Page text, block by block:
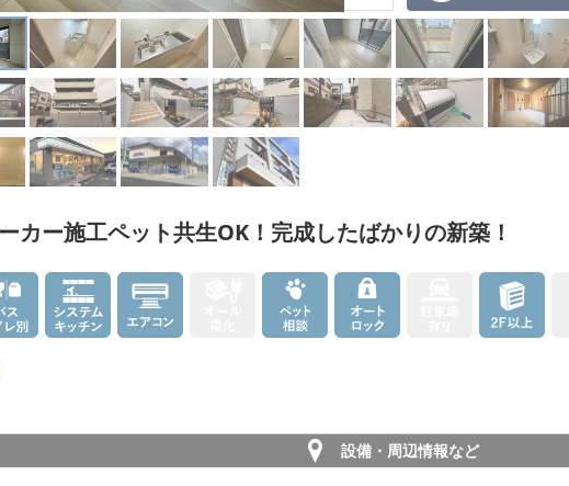
カー施工ペット共生OK！完成したばかりの新築！
設備・周辺情報など